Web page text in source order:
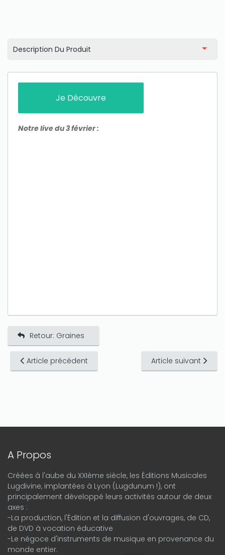
Description Du Produit
Je Découvre
Notre live du 3 février :
Retour: Graines
Article précédent Article suivant
A Propos
Créées à l'aube du XXIème siècle, les Éditions Musicales
Lugdivine, implantées à Lyon (Lugdunum !), ont
principalement développé leurs activités autour de deux
axes :
-La production, l'Édition et la diffusion d'ouvrages, de CD,
de DVD à vocation éducative
-Le négoce d'instruments de musique en provenance du
monde entier.